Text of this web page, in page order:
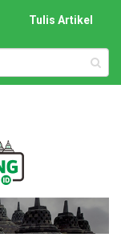
Tulis Artikel